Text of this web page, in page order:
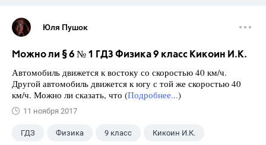
Юля Пушок
Можно ли § 6 № 1 ГДЗ Физика 9 класс Кикоин И.К.
Автомобиль движется к востоку со скоростью 40 км/ч.
Другой автомобиль движется к югу с той же скоростью 40
км/ч. Можно ли сказать, что (Подробнее...)
11 ноября 2017
ГДЗ Физика 9 класс Кикоин И.К.